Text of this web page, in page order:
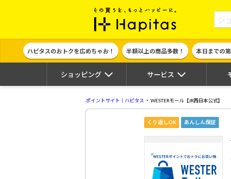
ポイント貯めて現
ハピタスのおトクを広めちゃお！ 半額以上の商品多数！ 本日までの
ショッピング サービス
ポイントサイト｜ハピタス WESTERモール【JR西日本公式】
くり返しOK あんしん保証